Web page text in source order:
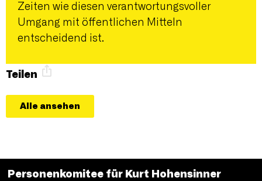
Zeiten wie diesen verantwortungsvoller
Umgang mit öffentlichen Mitteln
entscheidend ist.
Teilen
Alle ansehen
Personenkomitee für Kurt Hohensinner